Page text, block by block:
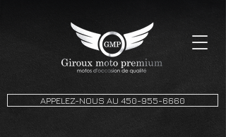
APPELEZ-NOUS AU 450-955-6660